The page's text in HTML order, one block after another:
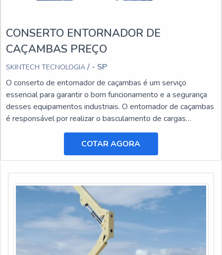
CONSERTO ENTORNADOR DE
CAÇAMBAS PREÇO
SKINTECH TECNOLOGIA / - SP
O conserto de entornador de caçambas é um serviço
essencial para garantir o bom funcionamento e a segurança
desses equipamentos industriais. O entornador de caçambas
é responsável por realizar o basculamento de cargas
pesadas, facilitando o transporte e a descarga de materiais.
COTAR AGORA